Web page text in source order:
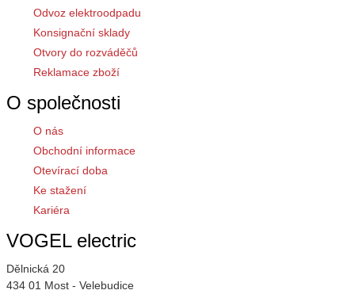
Odvoz elektroodpadu
Konsignační sklady
Otvory do rozváděčů
Reklamace zboží
O společnosti
O nás
Obchodní informace
Otevírací doba
Ke stažení
Kariéra
VOGEL electric
Dělnická 20
434 01 Most - Velebudice